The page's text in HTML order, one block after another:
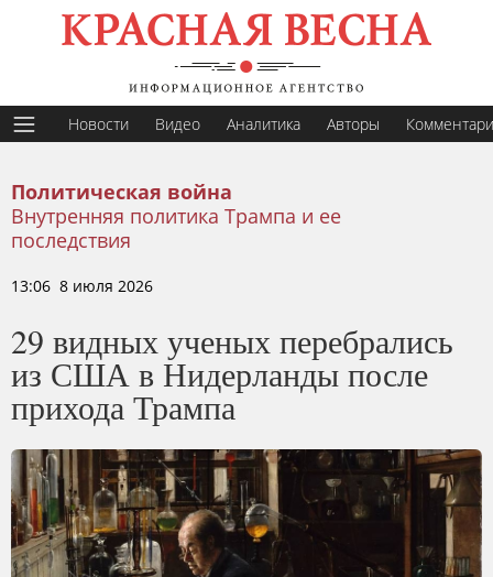
Новости Видео Аналитика Авторы
Политическая война
Внутренняя политика Трампа и ее
последствия
13:06 8 июля 2026
29 видных ученых перебрались
из США в Нидерланды после
прихода Трампа